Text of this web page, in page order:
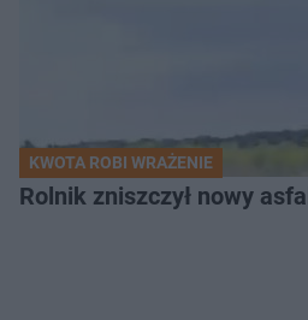
KWOTA ROBI WRAŻENIE
Rolnik zniszczył nowy